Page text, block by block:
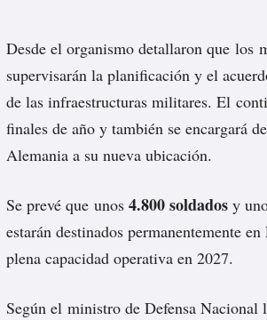
Desde el organismo detallaron que los
supervisarán la planificación y el
de las infraestructuras militares. El
finales de año y también se encargará
Alemania a su nueva ubicación.
Se prevé que unos 4.800 soldados y
estarán destinados permanentemente
plena capacidad operativa en 2027.
Según el ministro de Defensa